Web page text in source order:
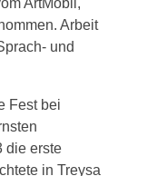
Arbeit
und
Fest bei
die erste
in Treysa